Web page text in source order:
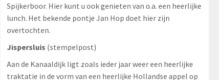
Spijkerboor. Hier kunt u ook genieten van o.a. een heerlijke
lunch. Het bekende pontje Jan Hop doet hier zijn
overtochten.
Jispersluis (stempelpost)
Aan de Kanaaldijk ligt zoals ieder jaar weer een heerlijke
traktatie in de vorm van een heerlijke Hollandse appel op